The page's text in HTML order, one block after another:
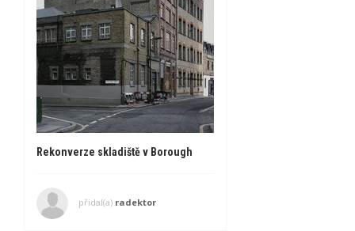
Rekonverze skladiště v Borough
přidal(a) radektor